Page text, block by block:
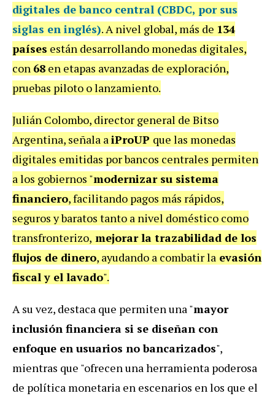
digitales de banco central (CBDC, por sus
siglas en inglés). A nivel global, más de 134
países están desarrollando monedas digitales,
con 68 en etapas avanzadas de exploración,
pruebas piloto o lanzamiento.
Julián Colombo, director general de Bitso
Argentina, señala aiProUP que las monedas
digitales emitidas por bancos centrales permiten
a los gobiernos "modernizar su sistema
financiero, facilitando pagos más rápidos,
seguros y baratos tanto a nivel doméstico como
transfronterizo, mejorar la trazabilidad de los
flujos de dinero, ayudando a combatir la evasión
fiscal y el lavado".
A su vez, destaca que permiten una "mayor
inclusión financiera si se diseñan con
enfoque en usuarios no bancarizados",
mientras que "ofrecen una herramienta poderosa
de política monetaria en escenarios en los que el